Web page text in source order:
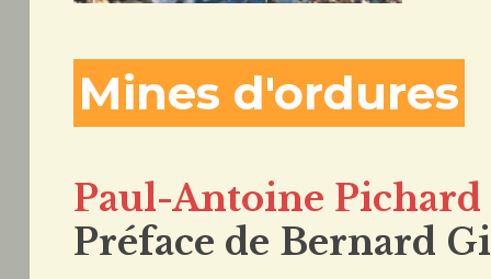
Mines d'ordures
Paul-Antoine Pichard
Préface de Bernard